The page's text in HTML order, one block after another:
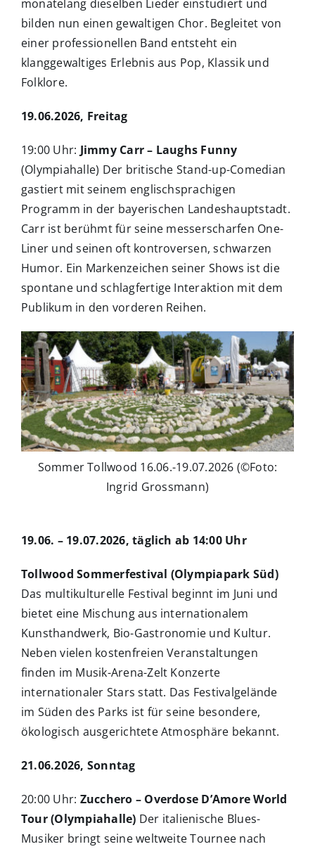
monatelang dieselben Lieder einstudiert und
bilden nun einen gewaltigen Chor. Begleitet von
einer professionellen Band entsteht ein
klanggewaltiges Erlebnis aus Pop, Klassik und
Folklore.
19.06.2026, Freitag
19:00 Uhr: Jimmy Carr – Laughs Funny
(Olympiahalle) Der britische Stand-up-Comedian
gastiert mit seinem englischsprachigen
Programm in der bayerischen Landeshauptstadt.
Carr ist berühmt für seine messerscharfen One-
Liner und seinen oft kontroversen, schwarzen
Humor. Ein Markenzeichen seiner Shows ist die
spontane und schlagfertige Interaktion mit dem
Publikum in den vorderen Reihen.
Sommer Tollwood 16.06.-19.07.2026 (©Foto:
Ingrid Grossmann)
19.06. – 19.07.2026, täglich ab 14:00 Uhr
Tollwood Sommerfestival (Olympiapark Süd)
Das multikulturelle Festival beginnt im Juni und
bietet eine Mischung aus internationalem
Kunsthandwerk, Bio-Gastronomie und Kultur.
Neben vielen kostenfreien Veranstaltungen
finden im Musik-Arena-Zelt Konzerte
internationaler Stars statt. Das Festivalgelände
im Süden des Parks ist für seine besondere,
ökologisch ausgerichtete Atmosphäre bekannt.
21.06.2026, Sonntag
20:00 Uhr: Zucchero – Overdose D’Amore World
Tour (Olympiahalle) Der italienische Blues-
Musiker bringt seine weltweite Tournee nach